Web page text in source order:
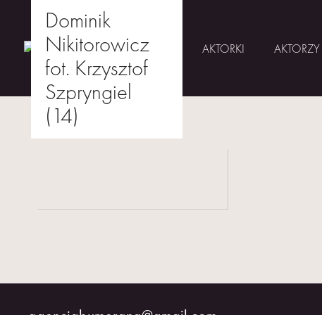
AKTORKI
BUMERANG
O
AKTORKI AKTORZY
drukuj
Dominik
Nikitorowicz
fot. Krzysztof
Szpryngiel
(14)